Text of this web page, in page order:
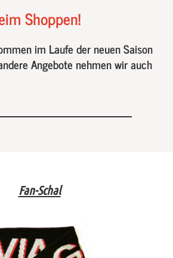
Shoppen!
im Laufe der neuen Saison
Angebote nehmen wir auch
Fan-Schal